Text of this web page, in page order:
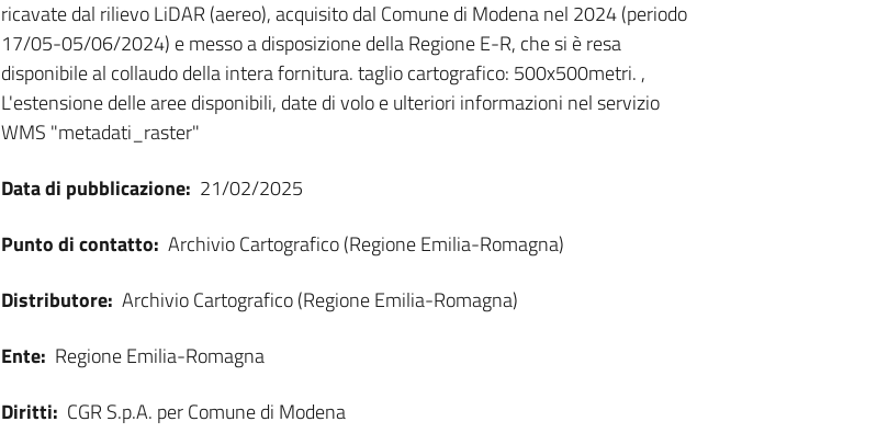
ricavate dal rilievo LiDAR (aereo), acquisito dal Comune di Modena nel 2024 (periodo
17/05-05/06/2024) e messo a disposizione della Regione E-R, che si è resa
disponibile al collaudo della intera fornitura. taglio cartografico: 500x500metri. ,
L'estensione delle aree disponibili, date di volo e ulteriori informazioni nel servizio
WMS "metadati_raster"
Data di pubblicazione: 21/02/2025
Punto di contatto: Archivio Cartografico (Regione Emilia-Romagna)
Distributore: Archivio Cartografico (Regione Emilia-Romagna)
Ente: Regione Emilia-Romagna
Diritti: CGR S.p.A. per Comune di Modena